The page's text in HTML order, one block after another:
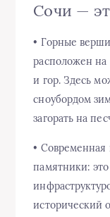
Сочи —
• Горные
расположен
и гор. Здесь
сноубордом
загорать на
• Современная
памятники:
исторический